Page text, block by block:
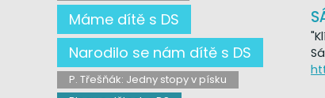
Máme dítě s DS
Narodilo se nám dítě s DS
P. Třešňák: Jedny stopy v písku